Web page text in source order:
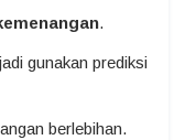
.
gunakan prediksi
berlebihan.